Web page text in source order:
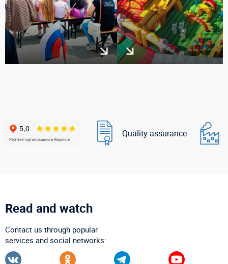
Quality assurance
Read and watch
Contact us through popular
services and social networks: